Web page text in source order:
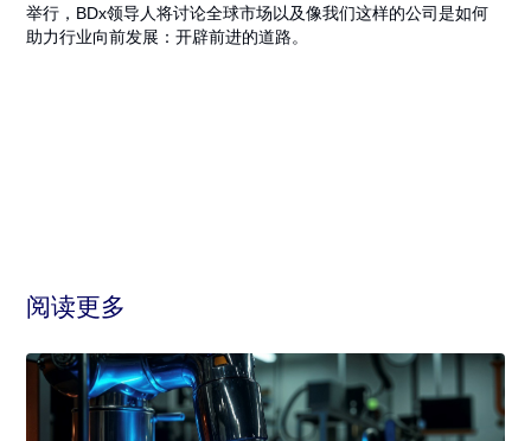
举行，BDx领导人将讨论全球市场以及像我们这样的公司是如何
助力行业向前发展：开辟前进的道路。
阅读更多